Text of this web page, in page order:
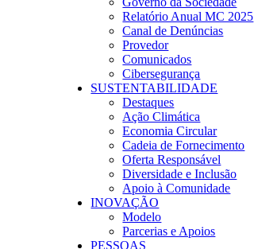
Relatório Anual MC 2025
Canal de Denúncias
Provedor
Comunicados
Cibersegurança
SUSTENTABILIDADE
Destaques
Ação Climática
Economia Circular
Cadeia de Fornecimento
Oferta Responsável
Diversidade e Inclusão
Apoio à Comunidade
INOVAÇÃO
Modelo
Parcerias e Apoios
PESSOAS